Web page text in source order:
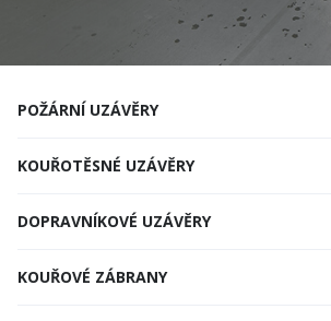
POŽÁRNÍUZÁVĚRY
KOUŘOTĚSNÉ UZÁVĚRY
DOPRAVNÍKOVÉ UZÁVĚRY
KOUŘOVÉ ZÁBRANY